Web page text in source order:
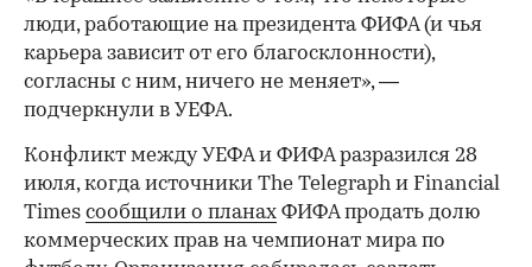
00:00
люди, работающие на президента ФИФА (и чья
карьера зависит от его благосклонности),
согласны с ним, ничего не меняет», —
подчеркнули в УЕФА.
Конфликт между УЕФА и ФИФА разразился 28
июля, когда источники The Telegraph и Financial
Times сообщили о планах ФИФА продать долю
коммерческих прав на чемпионат мира по